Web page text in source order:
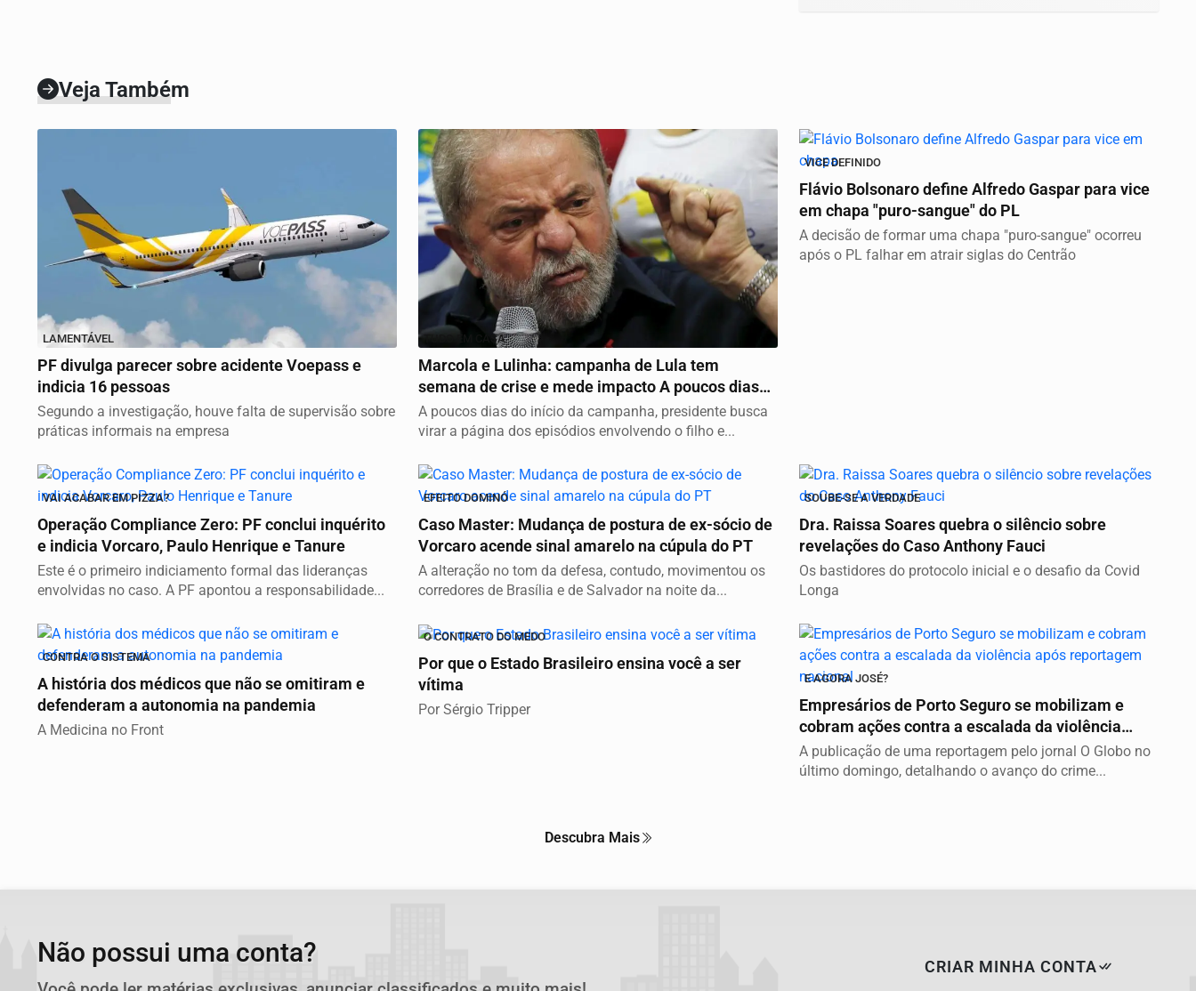
Veja Também
LAMENTÁVEL
PF divulga parecer sobre acidente Voepass e
indicia 16 pessoas
Segundo a investigação, houve falta de supervisão sobre
práticas informais na empresa
TUDO EM CASA
Marcola e Lulinha: campanha de Lula tem
semana de crise e mede impacto A poucos dias
do início...
A poucos dias do início da campanha, presidente busca
virar a página dos episódios envolvendo o filho e...
VICE DEFINIDO
Flávio Bolsonaro define Alfredo Gaspar para vice
em chapa "puro-sangue" do PL
A decisão de formar uma chapa "puro-sangue" ocorreu
após o PL falhar em atrair siglas do Centrão
VAI ACABAR EM PIZZA?
Operação Compliance Zero: PF conclui inquérito
e indicia Vorcaro, Paulo Henrique e Tanure
Este é o primeiro indiciamento formal das lideranças
envolvidas no caso. A PF apontou a responsabilidade...
EFEITO DOMINÓ
Caso Master: Mudança de postura de ex-sócio de
Vorcaro acende sinal amarelo na cúpula do PT
A alteração no tom da defesa, contudo, movimentou os
corredores de Brasília e de Salvador na noite da...
SOUBE-SE A VERDADE
Dra. Raissa Soares quebra o silêncio sobre
revelações do Caso Anthony Fauci
Os bastidores do protocolo inicial e o desafio da Covid
Longa
CONTRA O SISTEMA
A história dos médicos que não se omitiram e
defenderam a autonomia na pandemia
A Medicina no Front
O CONTRATO DO MEDO
Por que o Estado Brasileiro ensina você a ser
vítima
Por Sérgio Tripper
E AGORA JOSÉ?
Empresários de Porto Seguro se mobilizam e
cobram ações contra a escalada da violência
após...
A publicação de uma reportagem pelo jornal O Globo no
último domingo, detalhando o avanço do crime...
Descubra Mais
Não possui uma conta? CRIAR MINHA CONTA